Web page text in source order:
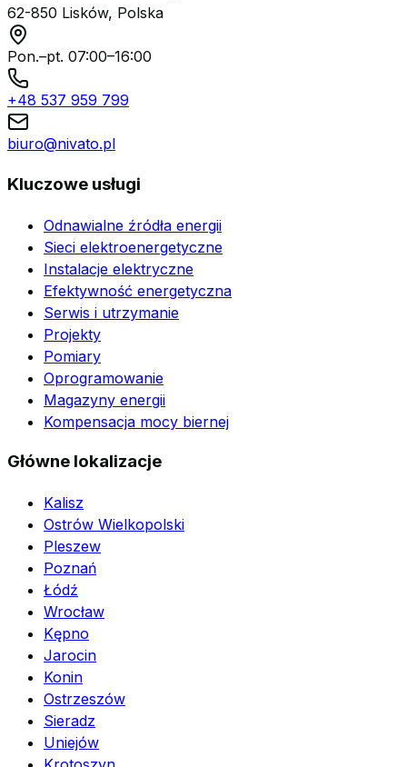
62-850 Lisków, Polska
Pon.–pt. 07:00–16:00
+48 537 959 799
biuro@nivato.pl
Kluczowe usługi
Odnawialne źródła energii
Sieci elektroenergetyczne
Instalacje elektryczne
Efektywność energetyczna
Serwis i utrzymanie
Projekty
Pomiary
Oprogramowanie
Magazyny energii
Kompensacja mocy biernej
Główne lokalizacje
Kalisz
Ostrów Wielkopolski
Pleszew
Poznań
Łódź
Wrocław
Kępno
Jarocin
Konin
Ostrzeszów
Sieradz
Uniejów